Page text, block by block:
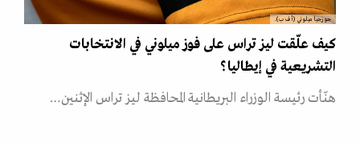
جورجيا ميلوني (أ ف ب).
كيف علّقت ليز تراس على فوز ميلوني في الانتخابات
التشريعية في إيطاليا؟
هنّأت رئيسة الوزراء البريطانية المحافظة ليز تراس الإثنين…